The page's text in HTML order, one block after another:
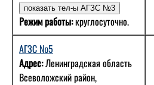
Режим работы:круглосуточно.
АГЗС №5
Адрес:Ленинградская область
Всеволожский район,